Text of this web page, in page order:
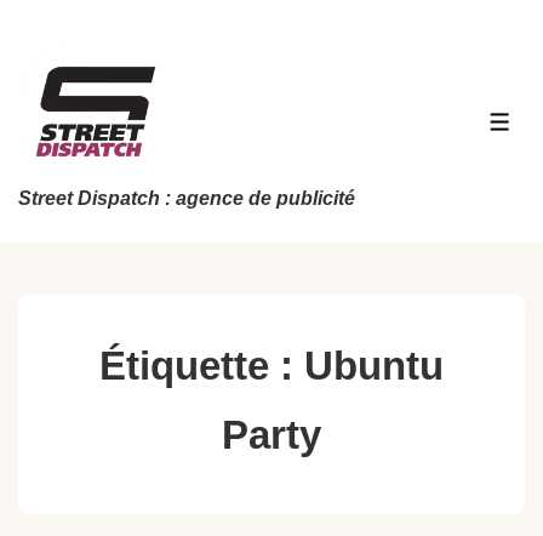
contenu
principal
Street Dispatch : agence de publicité
Étiquette : Ubuntu
Party